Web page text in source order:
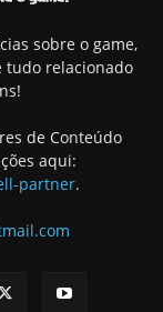
sobre o game,
tudo relacionado
de Conteúdo
aqui:
partner.